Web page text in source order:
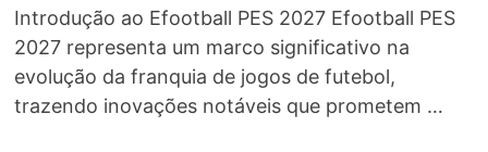
Introdução ao Efootball PES 2027 Efootball PES
2027 representa um marco significativo na
evolução da franquia de jogos de futebol,
trazendo inovações notáveis que prometem …